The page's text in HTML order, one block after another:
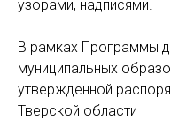
узорами, надписями.
В рамках Программы
муниципальных
утвержденной
Тверской области